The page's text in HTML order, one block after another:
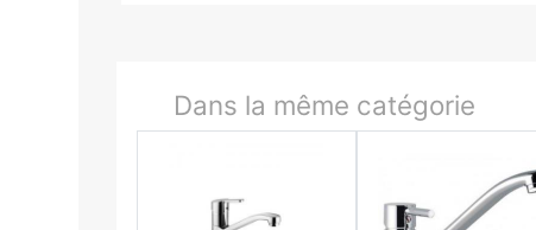
Dans la même catégorie